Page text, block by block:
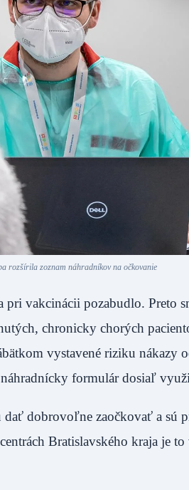
rozšírila zoznam náhradníkov na očkovanie
vakcinácii pozabudlo. Preto
chronicky chorých
vystavené riziku nákazy
formulár dosiaľ
dobrovoľne zaočkovať a sú
Bratislavského kraja je